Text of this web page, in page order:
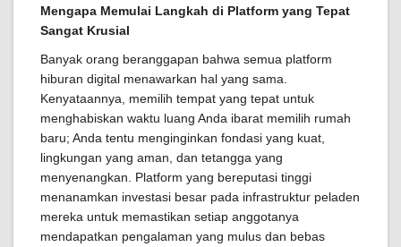
Mengapa Memulai Langkah di Platform yang Tepat
Sangat Krusial
Banyak orang beranggapan bahwa semua platform
hiburan digital menawarkan hal yang sama.
Kenyataannya, memilih tempat yang tepat untuk
menghabiskan waktu luang Anda ibarat memilih rumah
baru; Anda tentu menginginkan fondasi yang kuat,
lingkungan yang aman, dan tetangga yang
menyenangkan. Platform yang bereputasi tinggi
menanamkan investasi besar pada infrastruktur peladen
mereka untuk memastikan setiap anggotanya
mendapatkan pengalaman yang mulus dan bebas